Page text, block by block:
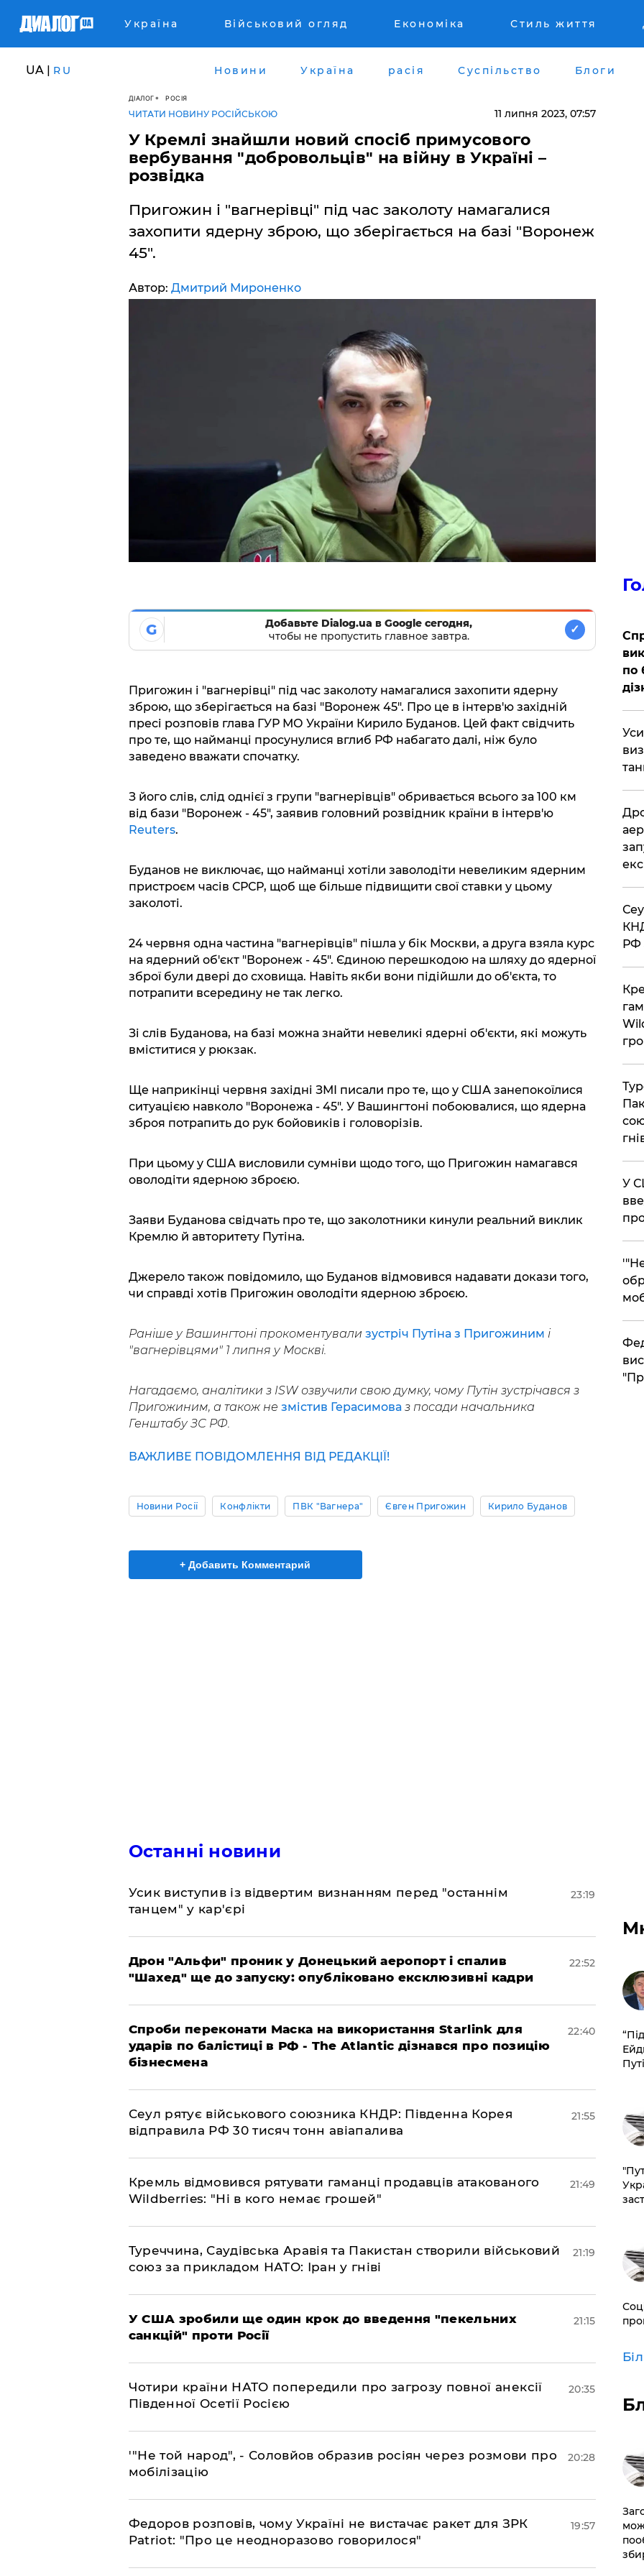
Україна Військовий огляд Економіка Стиль життя
UA | RU Новини Україна расія Суспільство Блоги
ДІАЛОГ РОСІЯ
ЧИТАТИ НОВИНУ РОСІЙСЬКОЮ 11 липня 2023, 07:57
У Кремлі знайшли новий спосіб примусового
вербування "добровольців" на війну в Україні –
розвідка
Пригожин і "вагнерівці" під час заколоту намагалися
захопити ядерну зброю, що зберігається на базі "Воронеж
45".
Автор: Дмитрий Мироненко
G
Добавьте Dialog.ua в Google сегодня,
чтобы не пропустить главное завтра.
✓
Пригожин і "вагнерівці" під час заколоту намагалися захопити ядерну
зброю, що зберігається на базі "Воронеж 45". Про це в інтерв'ю західній
пресі розповів глава ГУР МО України Кирило Буданов. Цей факт свідчить
про те, що найманці просунулися вглиб РФ набагато далі, ніж було
заведено вважати спочатку.
З його слів, слід однієї з групи "вагнерівців" обривається всього за 100 км
від бази "Воронеж - 45", заявив головний розвідник країни в інтерв'ю
Reuters.
Буданов не виключає, що найманці хотіли заволодіти невеликим ядерним
пристроєм часів СРСР, щоб ще більше підвищити свої ставки у цьому
заколоті.
24 червня одна частина "вагнерівців" пішла у бік Москви, а друга взяла курс
на ядерний об'єкт "Воронеж - 45". Єдиною перешкодою на шляху до ядерної
зброї були двері до сховища. Навіть якби вони підійшли до об'єкта, то
потрапити всередину не так легко.
Зі слів Буданова, на базі можна знайти невеликі ядерні об'єкти, які можуть
вміститися у рюкзак.
Ще наприкінці червня західні ЗМІ писали про те, що у США занепокоїлися
ситуацією навколо "Воронежа - 45". У Вашингтоні побоювалися, що ядерна
зброя потрапить до рук бойовиків і головорізів.
При цьому у США висловили сумніви щодо того, що Пригожин намагався
оволодіти ядерною зброєю.
Заяви Буданова свідчать про те, що заколотники кинули реальний виклик
Кремлю й авторитету Путіна.
Джерело також повідомило, що Буданов відмовився надавати докази того,
чи справді хотів Пригожин оволодіти ядерною зброєю.
Раніше у Вашингтоні прокоментували зустріч Путіна з Пригожиним і
"вагнерівцями" 1 липня у Москві.
Нагадаємо, аналітики з ISW озвучили свою думку, чому Путін зустрічався з
Пригожиним, а також не змістив Герасимоваз посади начальника
Генштабу ЗС РФ.
ВАЖЛИВЕ ПОВІДОМЛЕННЯ ВІД РЕДАКЦІЇ!
Новини Росії Конфлікти ПВК "Вагнера" Євген Пригожин Кирило Буданов
+ Добавить Комментарий
Останні новини
​Усик виступив із відвертим визнанням перед "останнім
танцем" у кар'єрі
23:19
​Дрон "Альфи" проник у Донецький аеропорт і спалив
"Шахед" ще до запуску: опубліковано ексклюзивні кадри
22:52
​Спроби переконати Маска на використання Starlink для
ударів по балістиці в РФ - The Atlantic дізнався про позицію
бізнесмена
22:40
​Сеул рятує військового союзника КНДР: Південна Корея
відправила РФ 30 тисяч тонн авіапалива
21:55
​Кремль відмовився рятувати гаманці продавців атакованого
Wildberries: "Ні в кого немає грошей"
21:49
​Туреччина, Саудівська Аравія та Пакистан створили військовий
союз за прикладом НАТО: Іран у гніві
21:19
​У США зробили ще один крок до введення "пекельних
санкцій" проти Росії
21:15
​Чотири країни НАТО попередили про загрозу повної анексії
Південної Осетії Росією
20:35
​'"Не той народ", - Соловйов образив росіян через розмови про
мобілізацію
20:28
​Федоров розповів, чому Україні не вистачає ракет для ЗРК
Patriot: "Про це неодноразово говорилося"
19:57
по
РФ
​У